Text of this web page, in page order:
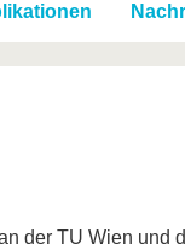
Mit der BTU ins
der TU Wien und